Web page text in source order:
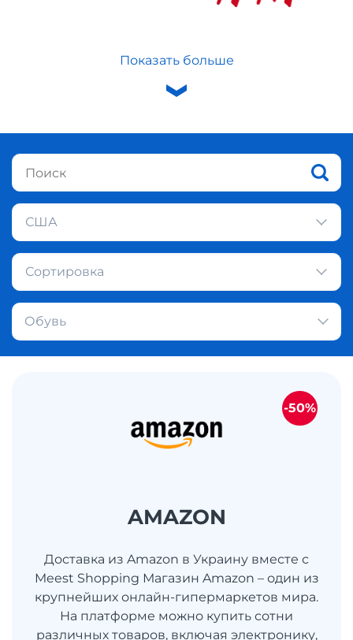
Показать больше
США
Сортировка
Обувь
AMAZON
Доставка из Amazon в Украину вместе с
Meest Shopping Магазин Amazon – один из
крупнейших онлайн-гипермаркетов мира.
На платформе можно купить сотни
различных товаров, включая электронику,
-50%